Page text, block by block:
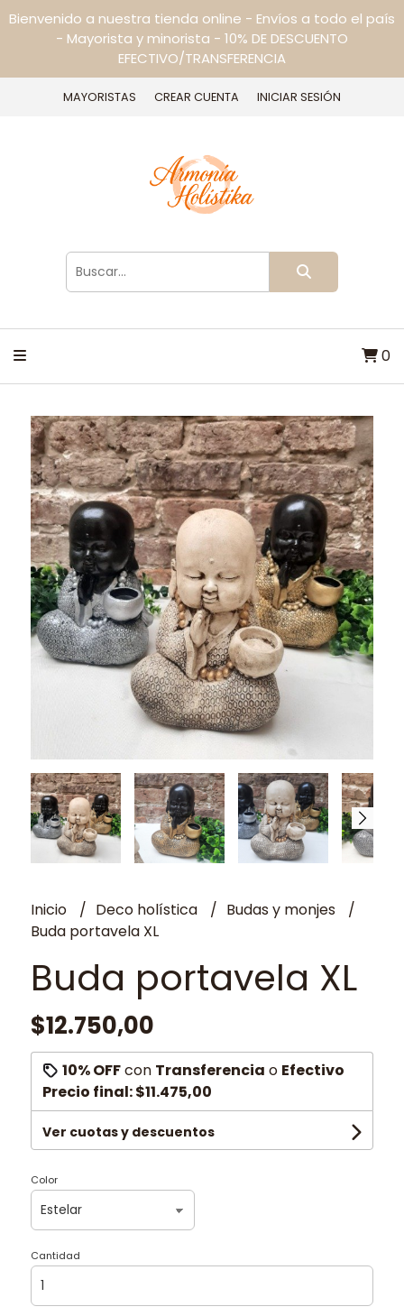
Bienvenido a nuestra tienda online - Envíos a todo el país
- Mayorista y minorista - 10% DE DESCUENTO
EFECTIVO/TRANSFERENCIA
MAYORISTAS CREAR CUENTA INICIAR SESIÓN
0
Inicio Deco holística
Budas y monjes
Buda portavela XL
Buda portavela XL
$12.750,00
10% OFFcon Transferencia o Efectivo
Precio final:$11.475,00
Ver cuotas y descuentos
Color
Cantidad